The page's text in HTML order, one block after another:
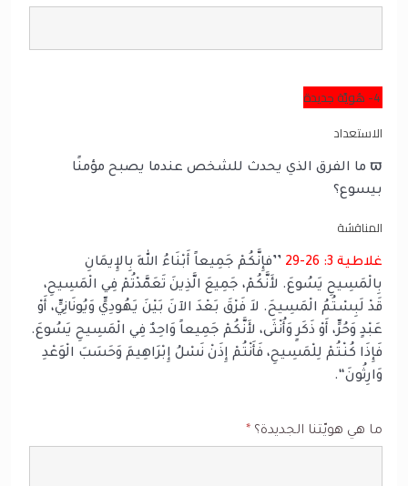
الاستعداد
ϖ ما الفرق الذي يحدث للشخص عندما يصبح مؤمنًا
بيسوع؟
المناقشة
غلاطية 3: 26-29
’’فإِنَّكُمْ جَمِيعاً أَبْنَاءُ اللهِ بِالإِيمَانِ
بِالْمَسِيحِ يَسُوعَ. لأَنَّكُمْ، جَمِيعَ الَّذِينَ تَعَمَّدْتُمْ فِي الْمَسِيحِ،
قَدْ لَبِسْتُمُ الْمَسِيحَ. لاَ فَرْقَ بَعْدَ الآنَ بَيْنَ يَهُودِيٍّ وَيُونَانِيٍّ، أَوْ
عَبْدٍ وَحُرٍّ، أَوْ ذَكَرٍ وَأُنْثَى، لأَنَّكُمْ جَمِيعاً وَاحِدٌ فِي الْمَسِيحِ يَسُوعَ.
فَإِذَا كُنْتُمْ لِلْمَسِيحِ، فَأَنْتُمْ إِذَنْ نَسْلُ إِبْرَاهِيمَ وَحَسَبَ الْوَعْدِ
وَارِثُونَ‘‘.
ما هي هويّتنا الجديدة؟ *